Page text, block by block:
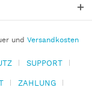
und Versandkosten
SUPPORT
ZAHLUNG